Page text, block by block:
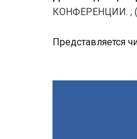
КОНФЕРЕНЦИИ. ;
Представляется